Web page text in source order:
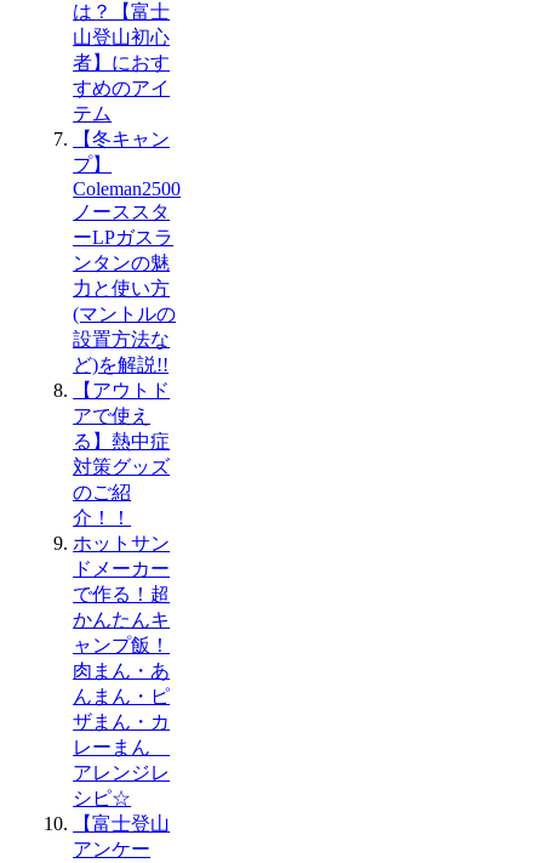
は？【富士
山登山初心
者】におす
すめのアイ
テム
【冬キャン
プ】
Coleman2500
ノーススタ
ーLPガスラ
ンタンの魅
力と使い方
(マントルの
設置方法な
ど)を解説!!
【アウトド
アで使え
る】熱中症
対策グッズ
のご紹
介！！
ホットサン
ドメーカー
で作る！超
かんたんキ
ャンプ飯！
肉まん・あ
んまん・ピ
ザまん・カ
レーまん
アレンジレ
シピ☆
【富士登山
アンケー